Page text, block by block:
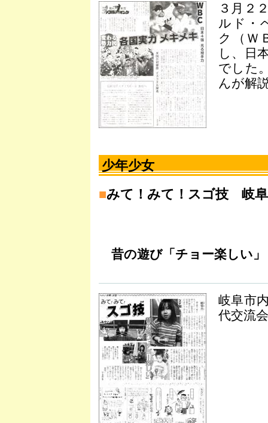
３月２
ルド・
ク（Ｗ
し、日
でした
んが解
少年少女
■みて！みて！スゴ技 岐
昔の遊び「チョー楽しい」
岐阜市
代交流